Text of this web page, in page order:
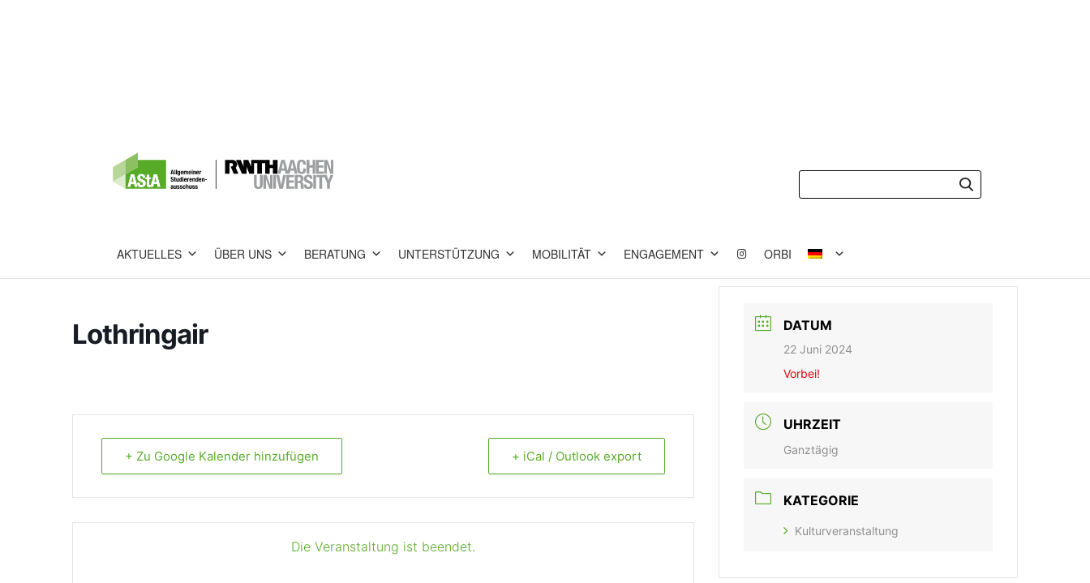
AKTUELLES ÜBER UNS BERATUNG UNTERSTÜTZUNG MOBILITÄT ENGAGEMENT ORBI
Lothringair
+ Zu Google Kalender hinzufügen + iCal / Outlook export
Die Veranstaltung ist beendet.
DATUM
22 Juni 2024
Vorbei!
UHRZEIT
Ganztägig
KATEGORIE
Kulturveranstaltung